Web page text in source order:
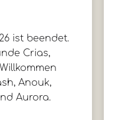
ist beendet.
Crias,
Anouk,
Aurora.